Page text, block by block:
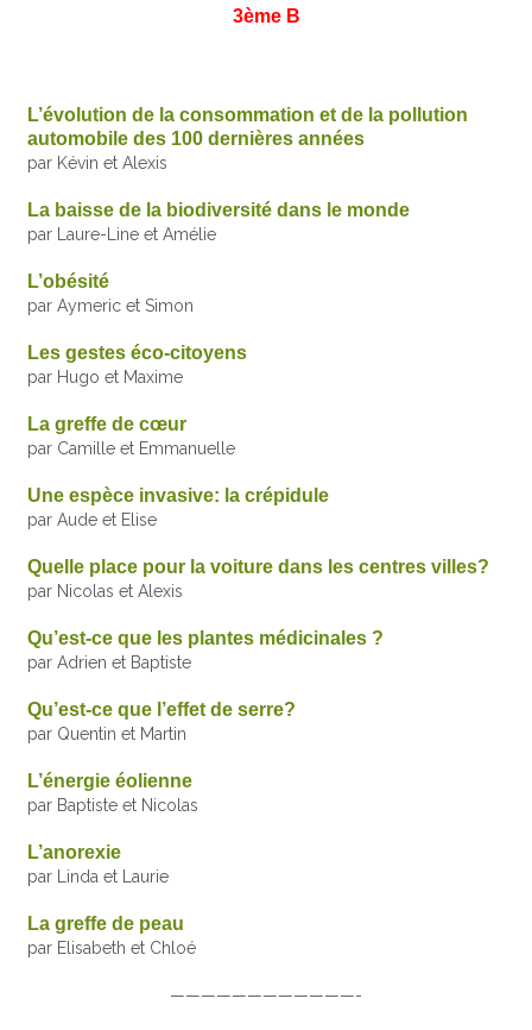
3ème B
L’évolution de la consommation et de la pollution
automobile des 100 dernières années
par Kévin et Alexis
La baisse de la biodiversité dans le monde
par Laure-Line et Amélie
L’obésité
par Aymeric et Simon
Les gestes éco-citoyens
par Hugo et Maxime
La greffe de cœur
par Camille et Emmanuelle
Une espèce invasive: la crépidule
par Aude et Elise
Quelle place pour la voiture dans les centres villes?
par Nicolas et Alexis
Qu’est-ce que les plantes médicinales ?
par Adrien et Baptiste
Qu’est-ce que l’effet de serre?
par Quentin et Martin
L’énergie éolienne
par Baptiste et Nicolas
L’anorexie
par Linda et Laurie
La greffe de peau
par Elisabeth et Chloé
————————————-